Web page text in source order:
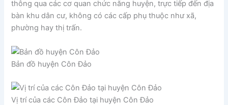
thông qua các cơ quan chức năng huyện, trực tiếp đến địa
bàn khu dân cư, không có các cấp phụ thuộc như xã,
phường hay thị trấn.
Bản đồ huyện Côn Đảo
Vị trí của các Côn Đảo tại huyện Côn Đảo